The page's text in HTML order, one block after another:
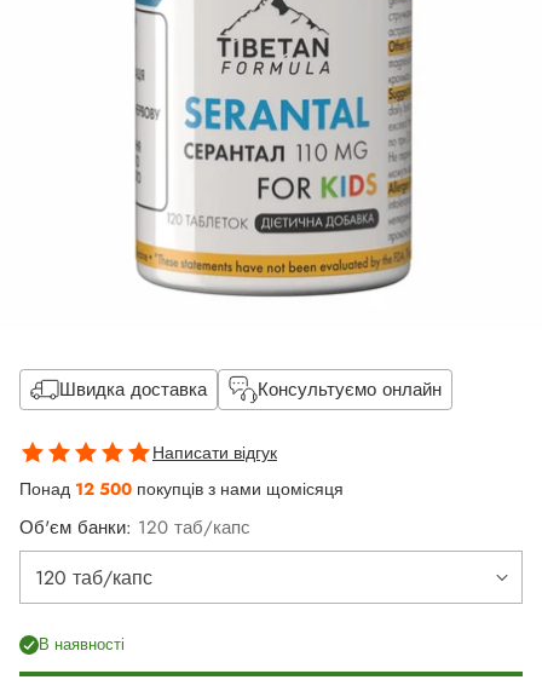
Швидка доставка Консультуємо онлайн
Написати відгук
Понад 12 500 покупців з нами щомісяця
Об'єм банки: 120 таб/капс
В наявності